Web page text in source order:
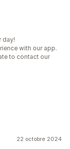
day!
with our app.
to contact our
22 octobre 2024